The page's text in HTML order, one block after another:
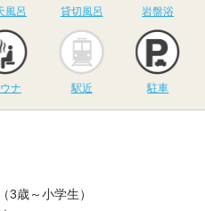
風呂 貸切風呂 岩盤浴
サウナ
ナ 駅近 駐車
歳～小学生）